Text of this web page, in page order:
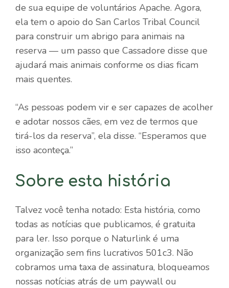
de sua equipe de voluntários Apache. Agora,
ela tem o apoio do San Carlos Tribal Council
para construir um abrigo para animais na
reserva — um passo que Cassadore disse que
ajudará mais animais conforme os dias ficam
mais quentes.
“As pessoas podem vir e ser capazes de acolher
e adotar nossos cães, em vez de termos que
tirá-los da reserva”, ela disse. “Esperamos que
isso aconteça.”
Sobre esta história
Talvez você tenha notado: Esta história, como
todas as notícias que publicamos, é gratuita
para ler. Isso porque o Naturlink é uma
organização sem fins lucrativos 501c3. Não
cobramos uma taxa de assinatura, bloqueamos
nossas notícias atrás de um paywall ou